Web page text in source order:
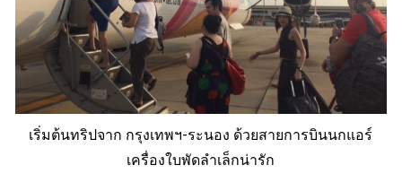
เริ่มต้นทริปจาก กรุงเทพฯ-ระนอง ด้วยสายการบินนกแอร์
เครื่องใบพัดลำเล็กน่ารัก